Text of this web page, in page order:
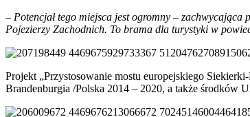
– Potencjał tego miejsca jest ogromny –
Pojezierzy Zachodnich. To brama dla turystyki w
Projekt „Przystosowanie mostu europejskiego
Brandenburgia /Polska 2014 – 2020, a także środków